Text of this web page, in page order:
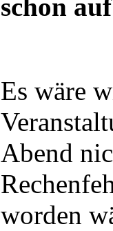
schon
Es wäre
Abend
worden